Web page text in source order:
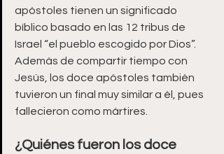
apóstoles tienen un significado
bíblico basado en las 12 tribus de
Israel “el pueblo escogido por Dios”.
Además de compartir tiempo con
Jesús, los doce apóstoles también
tuvieron un final muy similar a él, pues
fallecieron como mártires.
¿Quiénes fueron los doce